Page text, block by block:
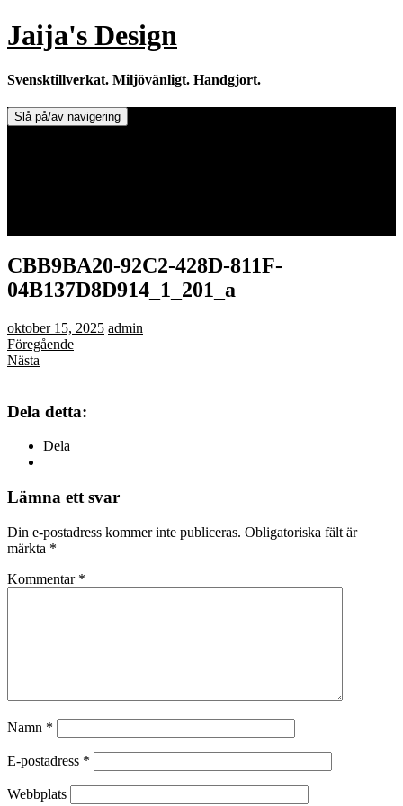
Hoppa
till
Jaija's Design
Svensktillverkat. Miljövänligt. Handgjort.
Slå på/av navigering
CBB9BA20-92C2-428D-811F-
04B137D8D914_1_201_a
oktober 15, 2025 admin
Föregående
Nästa
Dela detta:
Dela
Lämna ett svar
Din e-postadress kommer inte publiceras. Obligatoriska fält är
märkta *
Kommentar *
Namn *
E-postadress *
Webbplats